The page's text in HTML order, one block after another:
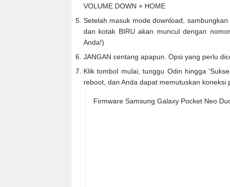
VOLUME DOWN + HOME
Setelah masuk mode download,
dan kotak BIRU akan muncul dengan
Anda!)
JANGAN centang apapun. Opsi yang perlu
Klik tombol mulai, tunggu Odin hingga
reboot, dan Anda dapat memutuskan koneksi
Firmware Samsung Galaxy Pocket Neo